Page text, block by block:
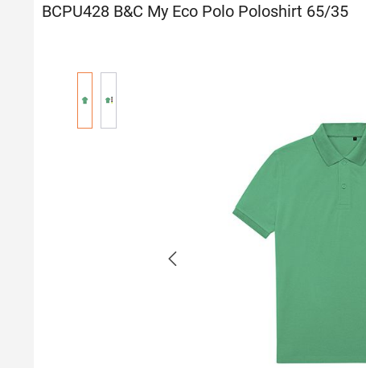
BCPU428 B&C My Eco Polo Poloshirt 65/35